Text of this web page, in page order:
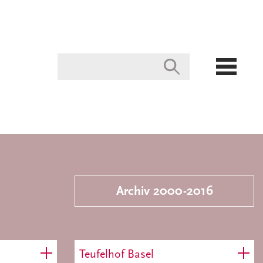
Archiv 2000-2016
Teufelhof Basel